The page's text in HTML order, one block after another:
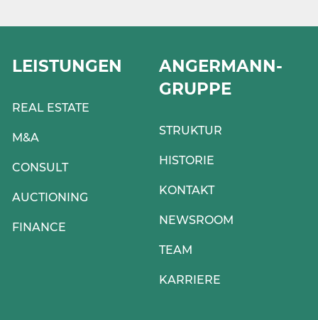
LEISTUNGEN
REAL ESTATE
M&A
CONSULT
AUCTIONING
FINANCE
ANGERMANN-
GRUPPE
STRUKTUR
HISTORIE
KONTAKT
NEWSROOM
TEAM
KARRIERE